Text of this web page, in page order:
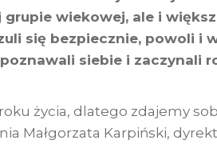
wiekowej, ale i
się bezpiecznie, powoli i
siebie i zaczynali
życia, dlatego zdajemy
Małgorzata Karpiński,